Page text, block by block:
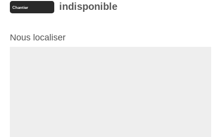
Chantier indisponible
Nous localiser